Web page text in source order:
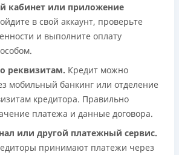
кабинет или приложение
в свой аккаунт, проверьте
и выполните оплату
реквизитам. Кредит можно
мобильный банкинг или отделение
кредитора. Правильно
платежа и данные договора.
или другой платежный сервис.
принимают платежи через